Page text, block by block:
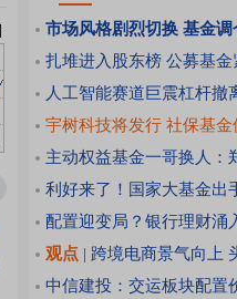
市场风格剧烈切换 基金
扎堆进入股东榜 公募基
人工智能赛道巨震杠杆撤
宇树科技将发行 社保基
主动权益基金一哥换人：
利好来了！国家大基金出
配置迎变局？银行理财涌
观点 | 跨境电商景气向上
中信建投：交运板块配置